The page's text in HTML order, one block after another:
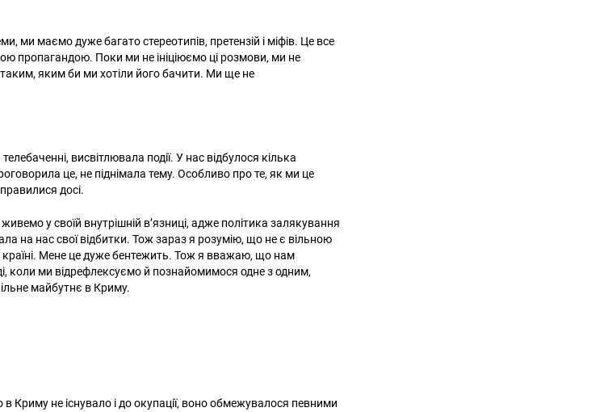
ми маємо дуже багато стереотипів, претензій і міфів. Це все
пропагандою. Поки ми не ініціюємо ці розмови, ми не
яким би ми хотіли його бачити. Ми ще не
висвітлювала події. У нас відбулося кілька
це, не піднімала тему. Особливо про те, як ми це
досі.
у своїй внутрішній в’язниці, адже політика залякування
на нас свої відбитки. Тож зараз я розумію, що не є вільною
країні. Мене це дуже бентежить. Тож я вважаю, що нам
коли ми відрефлексуємо й познайомимося одне з одним,
майбутнє в Криму.
не існувало і до окупації, воно обмежувалося певними